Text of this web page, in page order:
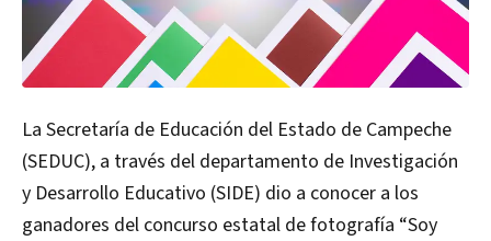
La Secretaría de Educación del Estado de Campeche
(SEDUC), a través del departamento de Investigación
y Desarrollo Educativo (SIDE) dio a conocer a los
ganadores del concurso estatal de fotografía “Soy